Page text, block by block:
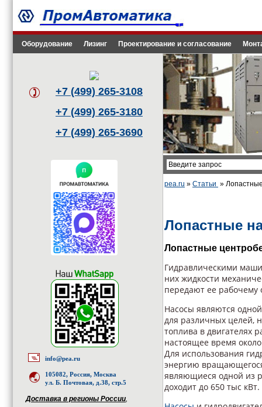
Оборудование Лизинг Проектирование и согласование
+7 (499) 265-3108
+7 (499) 265-3180
+7 (499) 265-3690
info@pea.ru
105082, Россия, Москва
ул. Б. Почтовая, д.38, стр.5
Доставка в регионы России,
pea.ru » Статьи »
Лопастные
Лопастные
Гидравлическими
них жидкости
передают ее рабочему
Насосы являются
для различных целей,
топлива в двигателях
настоящее время
Для использования
энергию
являющиеся одной из
доходит до 650 тыс